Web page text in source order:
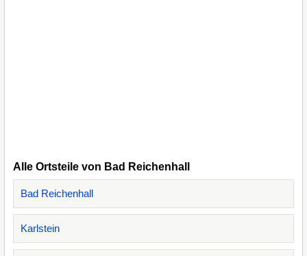
Alle Ortsteile von Bad Reichenhall
Bad Reichenhall
Karlstein